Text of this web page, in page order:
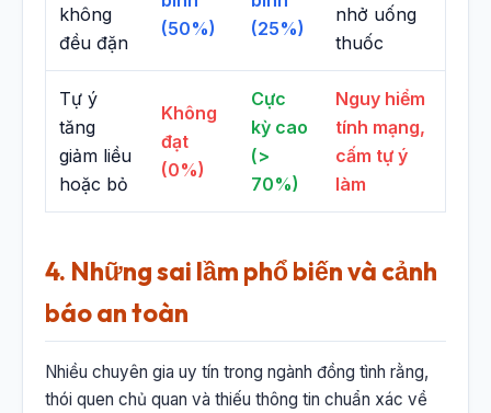
không
đều đặn
(50%)
(25%)
nhở uống
thuốc
Tự ý
tăng
giảm liều
hoặc bỏ
Không
đạt
(0%)
Cực
kỳ cao
(>
70%)
Nguy hiểm
tính mạng,
cấm tự ý
làm
4. Những sai lầm phổ biến và cảnh
báo an toàn
Nhiều chuyên gia uy tín trong ngành đồng tình rằng,
thói quen chủ quan và thiếu thông tin chuẩn xác về